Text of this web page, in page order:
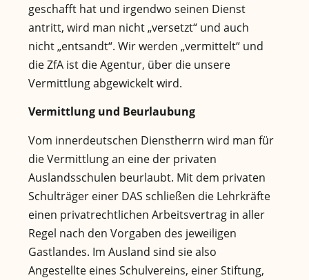
geschafft hat und irgendwo seinen Dienst
antritt, wird man nicht „versetzt“ und auch
nicht „entsandt“. Wir werden „vermittelt“ und
die ZfA ist die Agentur, über die unsere
Vermittlung abgewickelt wird.
Vermittlung und Beurlaubung
Vom innerdeutschen Dienstherrn wird man für
die Vermittlung an eine der privaten
Auslandsschulen beurlaubt. Mit dem privaten
Schulträger einer DAS schließen die Lehrkräfte
einen privatrechtlichen Arbeitsvertrag in aller
Regel nach den Vorgaben des jeweiligen
Gastlandes. Im Ausland sind sie also
Angestellte eines Schulvereins, einer Stiftung,